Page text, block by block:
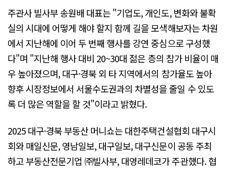
주관사 빌사부 송원배 대표는 "기업도, 개인도, 변화와 불확
실의 시대에 어떻게 해야 할지 함께 길을 모색해보자는 차원
에서 지난해에 이어 두 번째 행사를 강연 중심으로 구성했
다"며 "지난해 행사 대비 20~30대 젊은 층의 참가 비율이 매
우 높아졌으며, 대구·경북 외 타 지역에서의 참가율도 높아
향후 시장정보에서 서울수도권과의 차별성을 줄일 수 있도
록 더 많은 역할을 할 것"이라고 밝혔다.
2025 대구·경북 부동산 머니쇼는 대한주택건설협회 대구시
회와 매일신문, 영남일보, 대구일보, 대구신문이 공동 주최
하고 부동산전문기업 ㈜빌사부, 대영레데코가 주관했다. 협